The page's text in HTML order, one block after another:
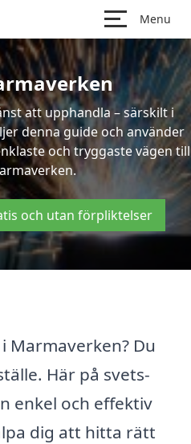
Menu
att upphandla – särskilt i
denna guide och använder
och tryggaste vägen till
och utan förpliktelser
Marmaverken? Du
Här på svets-
enkel och effektiv
dig att hitta rätt